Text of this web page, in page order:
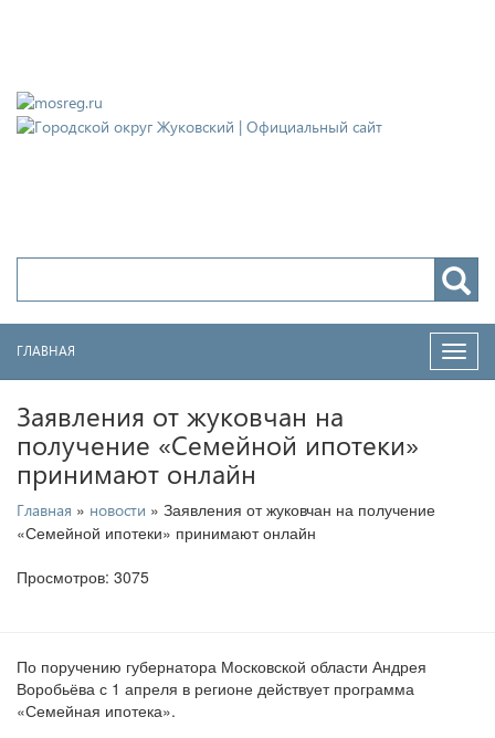
ГЛАВНАЯ
Заявления от жуковчан на
получение «Семейной ипотеки»
принимают онлайн
Главная » новости » Заявления от жуковчан на получение
«Семейной ипотеки» принимают онлайн
Просмотров: 3075
По поручению губернатора Московской области Андрея
Воробьёва с 1 апреля в регионе действует программа
«Семейная ипотека».